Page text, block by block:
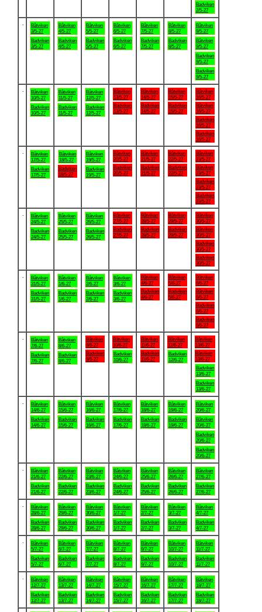
Badviken
2/5-27
Båtviken
3/5-27
Badviken
3/5-27
Båtviken
4/5-27
Badviken
4/5-27
Båtviken
5/5-27
Badviken
5/5-27
Båtviken
6/5-27
Badviken
6/5-27
Båtviken
7/5-27
Badviken
7/5-27
Båtviken
8/5-27
Badviken
8/5-27
Båtviken
9/5-27
Båtviken
9/5-27
Badviken
9/5-27
Badviken
9/5-27
Båtviken
10/5-27
Badviken
10/5-27
Båtviken
11/5-27
Badviken
11/5-27
Båtviken
12/5-27
Badviken
12/5-27
Båtviken
13/5-27
Badviken
13/5-27
Båtviken
14/5-27
Badviken
14/5-27
Båtviken
15/5-27
Badviken
15/5-27
Båtviken
16/5-27
Båtviken
16/5-27
Badviken
16/5-27
Badviken
16/5-27
Båtviken
17/5-27
Badviken
17/5-27
Båtviken
18/5-27
Badviken
18/5-27
Båtviken
19/5-27
Badviken
19/5-27
Båtviken
20/5-27
Badviken
20/5-27
Båtviken
21/5-27
Badviken
21/5-27
Båtviken
22/5-27
Badviken
22/5-27
Båtviken
23/5-27
Båtviken
23/5-27
Badviken
23/5-27
Badviken
23/5-27
Båtviken
24/5-27
Badviken
24/5-27
Båtviken
25/5-27
Badviken
25/5-27
Båtviken
26/5-27
Badviken
26/5-27
Båtviken
27/5-27
Badviken
27/5-27
Båtviken
28/5-27
Badviken
28/5-27
Båtviken
29/5-27
Badviken
29/5-27
Båtviken
30/5-27
Båtviken
30/5-27
Badviken
30/5-27
Badviken
30/5-27
Båtviken
31/5-27
Badviken
31/5-27
Båtviken
1/6-27
Badviken
1/6-27
Båtviken
2/6-27
Badviken
2/6-27
Båtviken
3/6-27
Badviken
3/6-27
Båtviken
4/6-27
Badviken
4/6-27
Båtviken
5/6-27
Badviken
5/6-27
Båtviken
6/6-27
Båtviken
6/6-27
Badviken
6/6-27
Badviken
6/6-27
Båtviken
7/6-27
Badviken
7/6-27
Båtviken
8/6-27
Badviken
8/6-27
Båtviken
9/6-27
Badviken
9/6-27
Båtviken
10/6-27
Badviken
10/6-27
Båtviken
11/6-27
Badviken
11/6-27
Båtviken
12/6-27
Badviken
12/6-27
Båtviken
13/6-27
Båtviken
13/6-27
Badviken
13/6-27
Badviken
13/6-27
Båtviken
14/6-27
Badviken
14/6-27
Båtviken
15/6-27
Badviken
15/6-27
Båtviken
16/6-27
Badviken
16/6-27
Båtviken
17/6-27
Badviken
17/6-27
Båtviken
18/6-27
Badviken
18/6-27
Båtviken
19/6-27
Badviken
19/6-27
Båtviken
20/6-27
Båtviken
20/6-27
Badviken
20/6-27
Badviken
20/6-27
Båtviken
21/6-27
Badviken
21/6-27
Båtviken
22/6-27
Badviken
22/6-27
Båtviken
23/6-27
Badviken
23/6-27
Båtviken
24/6-27
Badviken
24/6-27
Båtviken
25/6-27
Badviken
25/6-27
Båtviken
26/6-27
Badviken
26/6-27
Båtviken
27/6-27
Badviken
27/6-27
Båtviken
28/6-27
Badviken
28/6-27
Båtviken
29/6-27
Badviken
29/6-27
Båtviken
30/6-27
Badviken
30/6-27
Båtviken
1/7-27
Badviken
1/7-27
Båtviken
2/7-27
Badviken
2/7-27
Båtviken
3/7-27
Badviken
3/7-27
Båtviken
4/7-27
Badviken
4/7-27
Båtviken
5/7-27
Badviken
5/7-27
Båtviken
6/7-27
Badviken
6/7-27
Båtviken
7/7-27
Badviken
7/7-27
Båtviken
8/7-27
Badviken
8/7-27
Båtviken
9/7-27
Badviken
9/7-27
Båtviken
10/7-27
Badviken
10/7-27
Båtviken
11/7-27
Badviken
11/7-27
Båtviken
12/7-27
Badviken
12/7-27
Båtviken
13/7-27
Badviken
13/7-27
Båtviken
14/7-27
Badviken
14/7-27
Båtviken
15/7-27
Badviken
15/7-27
Båtviken
16/7-27
Badviken
16/7-27
Båtviken
17/7-27
Badviken
17/7-27
Båtviken
18/7-27
Badviken
18/7-27